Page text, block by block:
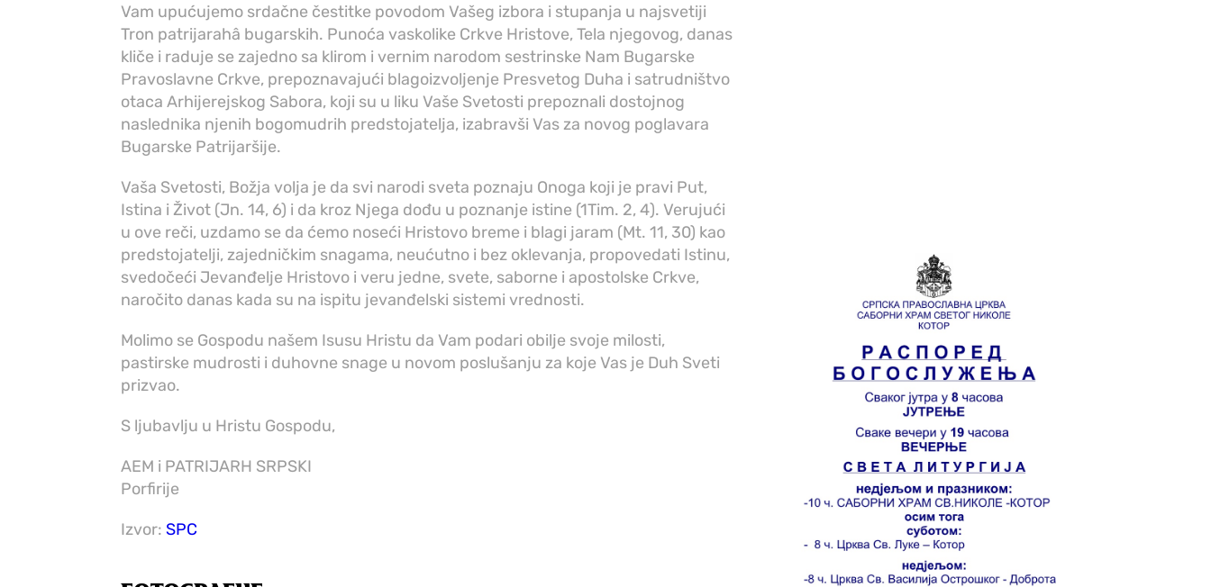
Vam upućujemo srdačne čestitke povodom Vašeg izbora i stupanja u najsvetiji
Tron patrijarahâ bugarskih. Punoća vaskolike Crkve Hristove, Tela njegovog, danas
kliče i raduje se zajedno sa klirom i vernim narodom sestrinske Nam Bugarske
Pravoslavne Crkve, prepoznavajući blagoizvoljenje Presvetog Duha i satrudništvo
otaca Arhijerejskog Sabora, koji su u liku Vaše Svetosti prepoznali dostojnog
naslednika njenih bogomudrih predstojatelja, izabravši Vas za novog poglavara
Bugarske Patrijaršije.
Vaša Svetosti, Božja volja je da svi narodi sveta poznaju Onoga koji je pravi Put,
Istina i Život (Jn. 14, 6) i da kroz Njega dođu u poznanje istine (1Tim. 2, 4). Verujući
u ove reči, uzdamo se da ćemo noseći Hristovo breme i blagi jaram (Mt. 11, 30) kao
predstojatelji, zajedničkim snagama, neućutno i bez oklevanja, propovedati Istinu,
svedočeći Jevanđelje Hristovo i veru jedne, svete, saborne i apostolske Crkve,
naročito danas kada su na ispitu jevanđelski sistemi vrednosti.
Molimo se Gospodu našem Isusu Hristu da Vam podari obilje svoje milosti,
pastirske mudrosti i duhovne snage u novom poslušanju za koje Vas je Duh Sveti
prizvao.
S ljubavlju u Hristu Gospodu,
AEM i PATRIJARH SRPSKI
Porfirije
Izvor:SPC